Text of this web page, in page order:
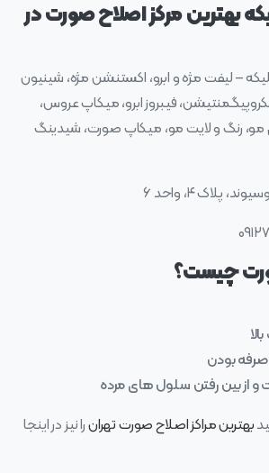
بهترین مرکز اصلاح صورت در
– لیفت مژه و ابرو، اکستنشن مژه، شینیون
فیبروز ابرو، میکاپ عروس،
رنگ و لایت مو، میکاپ صورت، شیدینگ
پلاک ۴، واحد ۶
چیست؟
صرفه بودن
و از بین رفتن سلول‌ های مرده
بهترین مراکز اصلاح صورت تهرانرا نیز در اینجا